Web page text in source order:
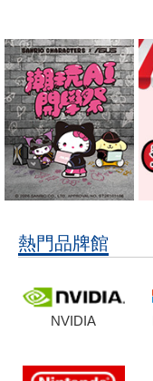
熱門品牌館
NVIDIA